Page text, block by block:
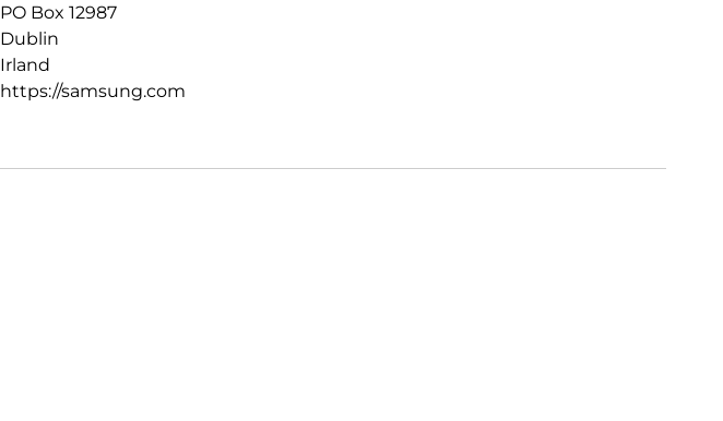
dein Gerät auch in instabilen elektrischen Umgebungen sicher auf, ohne dir Gedanken
über Rauschen und Leckstrom machen zu müssen.
PO Box 12987
Dublin
Irland
https://samsung.com